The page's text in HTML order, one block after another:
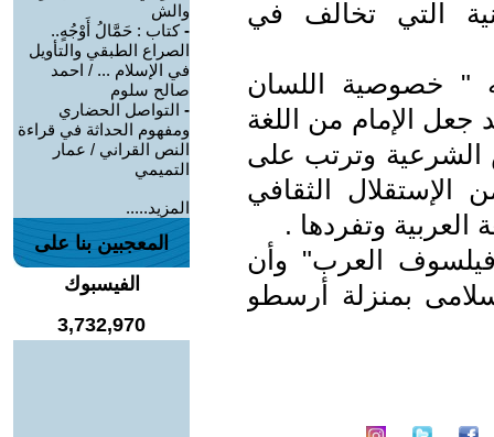
التي تخالف في
" خصوصية اللسان
جعل الإمام من اللغة
الشرعية وترتب على
الإستقلال الثقافي
وتفردها .
العرب" وأن
بمنزلة أرسطو
والش
-كتاب : حَمَّالُ أَوْجُهٍ..
الصراع الطبقي والتأويل
في الإسلام ... / احمد
صالح سلوم
- التواصل الحضاري
ومفهوم الحداثة في قراءة
النص القراني / عمار
التميمي
المزيد.....
المعجبين بنا على
الفيسبوك
3,732,970